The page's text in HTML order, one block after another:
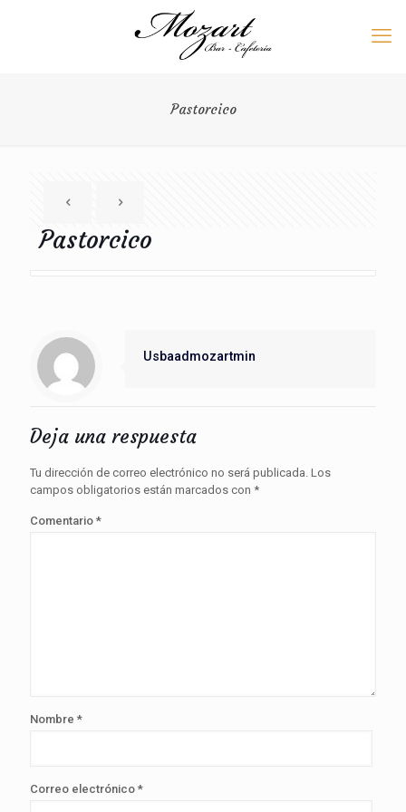
Pastorcico
Pastorcico
Usbaadmozartmin
Deja una respuesta
Tu dirección de correo electrónico no será publicada. Los
campos obligatorios están marcados con *
Comentario *
Nombre *
Correo electrónico *